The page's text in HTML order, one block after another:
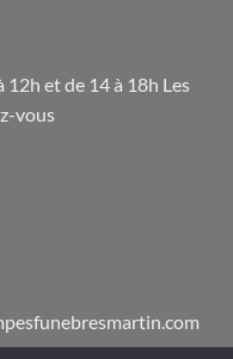
et de 14 à 18h Les
vous